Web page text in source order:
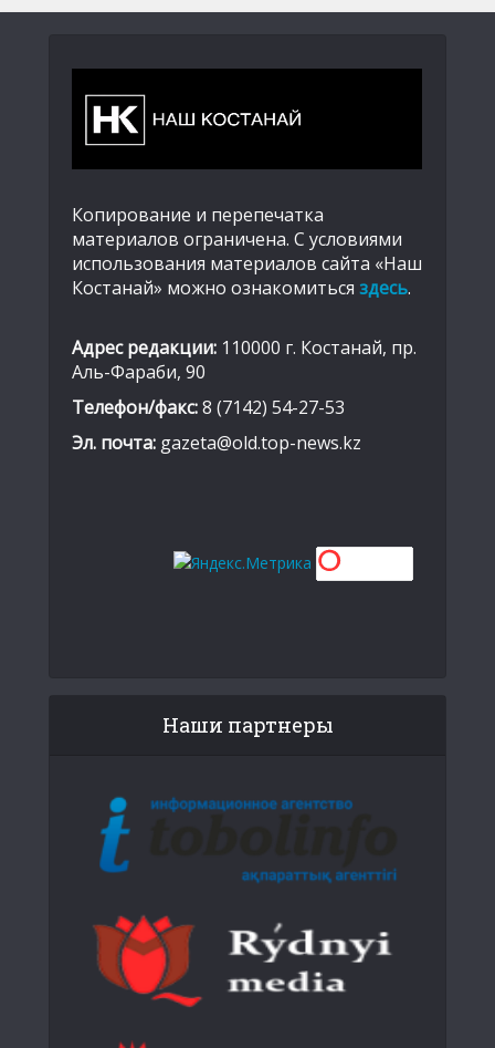
Копирование и перепечатка
материалов ограничена. С условиями
использования материалов сайта «Наш
Костанай» можно ознакомиться здесь.
Адрес редакции: 110000 г. Костанай, пр.
Аль-Фараби, 90
Телефон/факс:8 (7142) 54-27-53
Эл. почта: gazeta@old.top-news.kz
Наши партнеры